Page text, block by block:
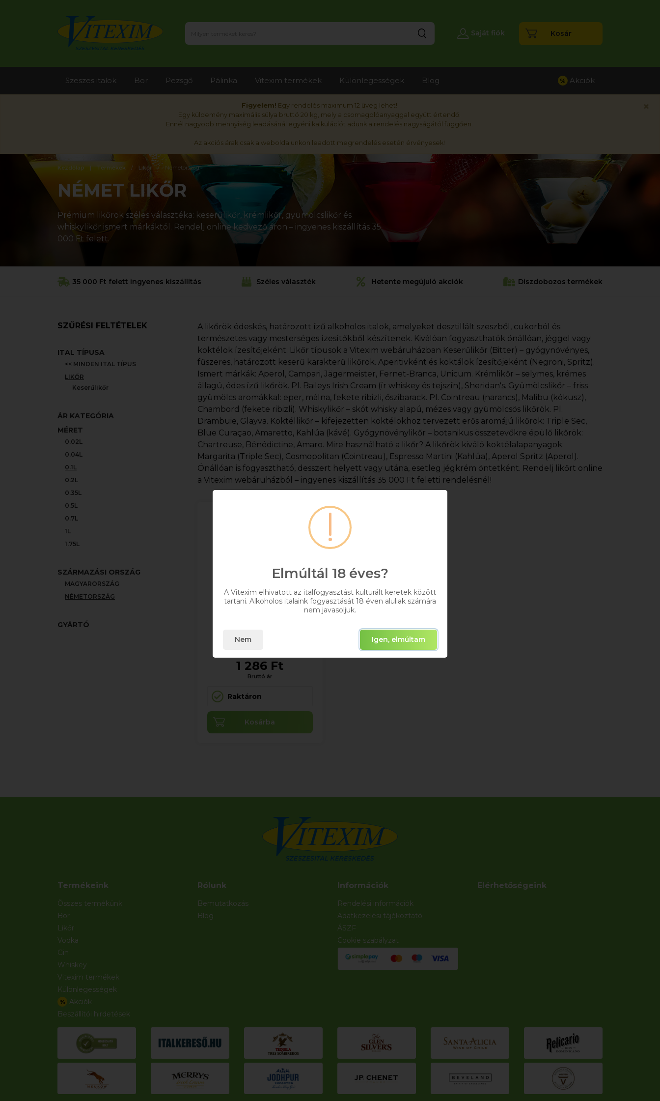
Figyelem! Egy rendelés maximum 12 üveg lehet!
Egy küldemény maximális súlya bruttó 20 kg, mely a csomagolóanyaggal együtt értendő.
Ennél nagyobb mennyiség leadásánál egyéni kalkulációt adunk a rendelés nagyságától függően.
Az akciós árak csak a weboldalunkon leadott megrendelés esetén érvényesek!
Saját fiók Kosár
Szeszes italok Bor Pezsgő Pálinka Vitexim termékek Különlegességek Blog % Akciók
Kezdőlap Termékek Likőr Németország
NÉMET LIKŐR
Prémium likőrök széles választéka: keserűlikőr, krémlikőr, gyümölcslikőr és
whiskylikőr ismert márkáktól. Rendelj online kedvező áron – ingyenes kiszállítás 35
000 Ft felett.
35 000 Ft felett ingyenes kiszállítás Széles választék Hetente megújuló akciók Diszdobozos termékek
SZŰRÉSI FELTÉTELEK
ITAL TÍPUSA
<< MINDEN ITAL TÍPUS
LIKŐR
Keserűlikőr
ÁR KATEGÓRIA
MÉRET
0.02L
0.04L
0.1L
0.2L
0.35L
0.5L
0.7L
1L
1.75L
SZÁRMAZÁSI ORSZÁG
MAGYARORSZÁG
NÉMETORSZÁG
GYÁRTÓ
A likőrök édeskés, határozott ízű alkoholos italok, amelyeket desztillált szeszből, cukorból és
természetes vagy mesterséges ízesítőkből készítenek. Kiválóan fogyaszthatók önállóan, jéggel vagy
koktélok ízesítőjeként. Likőr típusok a Vitexim webáruházban Keserűlikőr (Bitter) – gyógynövényes,
fűszeres, határozott keserű karakterű likőrök. Aperitivként és koktálok ízesítőjeként (Negroni, Spritz).
Ismert márkák: Aperol, Campari, Jägermeister, Fernet-Branca, Unicum. Krémlikőr – selymes, krémes
állagú, édes ízű likőrök. Pl. Baileys Irish Cream (ír whiskey és tejszín), Sheridan's. Gyümölcslikőr – friss
gyümölcs aromákkal: eper, málna, fekete ribizli, őszibarack. Pl. Cointreau (narancs), Malibu (kókusz),
Chambord (fekete ribizli). Whiskylikőr – skót whisky alapú, mézes vagy gyümölcsös likőrök. Pl.
Drambuie, Glayva. Koktéllikőr – kifejezetten koktélokhoz tervezett erős aromájú likőrök: Triple Sec,
Blue Curaçao, Amaretto, Kahlúa (kávé). Gyógynövénylikőr – botanikus összetevőkre épülő likőrök:
Chartreuse, Bénédictine, Amaro. Mire használható a likőr? A likőrök kiváló koktélalapanyagok:
Margarita (Triple Sec), Cosmopolitan (Cointreau), Espresso Martini (Kahlúa), Aperol Spritz (Aperol).
Önállóan is fogyasztható, desszert helyett vagy utána, esetleg jégkrém öntetként. Rendelj likőrt online
a Vitexim webáruházból – ingyenes kiszállítás 35 000 Ft feletti rendelésnél!
0,1
1 286 Ft
Bruttó ár
Raktáron
Kosárba
Termékeink
Összes termékünk
Bor
Likőr
Vodka
Gin
Whiskey
Vitexim termékek
Különlegességek
% Akciók
Beszállítói hirdetések
Rólunk
Bemutatkozás
Blog
Információk
Rendelési információk
Adatkezelési tájékoztató
ÁSZF
Cookie szabályzat
Elérhetőségeink
Elmúltál 18 éves?
A Vitexim elhivatott az italfogyasztást kulturált keretek között
tartani. Alkoholos italaink fogyasztását 18 éven aluliak számára
nem javasoljuk.
Nem Igen, elmúltam